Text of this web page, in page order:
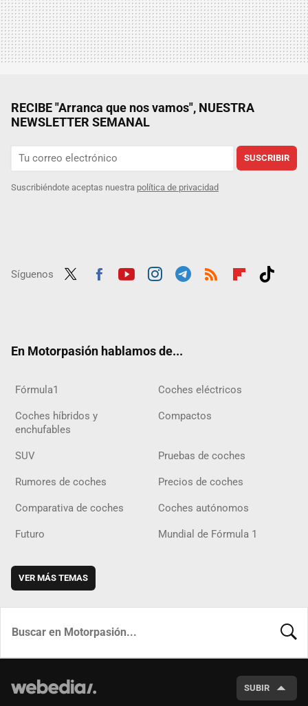
RECIBE "Arranca que nos vamos", NUESTRA
NEWSLETTER SEMANAL
SUSCRIBIR
Suscribiéndote aceptas nuestra política de privacidad
Síguenos
En Motorpasión hablamos de...
Fórmula1 Coches eléctricos
Coches híbridos y
enchufables
Compactos
SUV Pruebas de coches
Rumores de coches Precios de coches
Comparativa de coches Coches autónomos
Futuro Mundial de Fórmula 1
VER MÁS TEMAS
SUBIR